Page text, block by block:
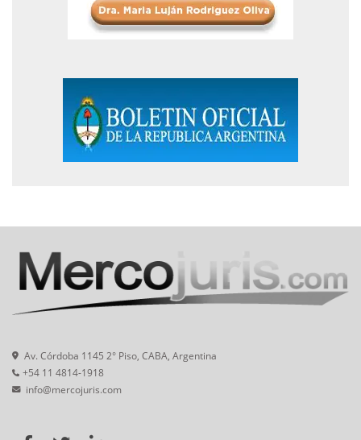
Av. Córdoba 1145 2° Piso, CABA, Argentina
+54 11 4814-1918
info@mercojuris.com